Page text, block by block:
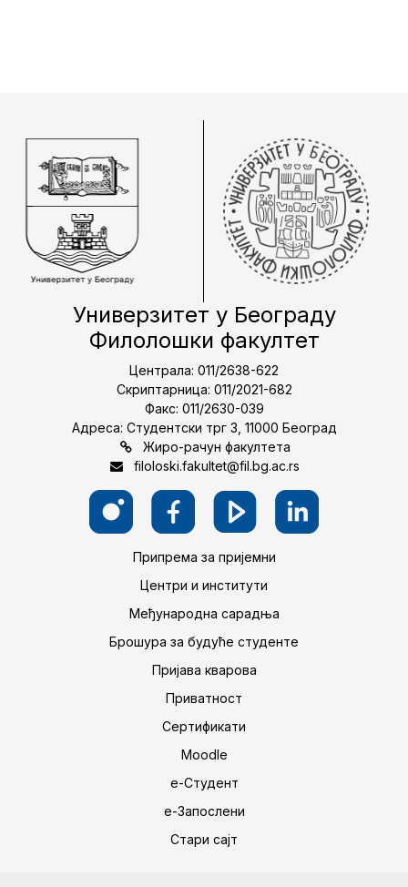
Универзитет у Београду
Филолошки факултет
Централа: 011/2638-622
Скриптарница: 011/2021-682
Факс: 011/2630-039
Адреса: Студентски трг 3, 11000 Београд
Жиро-рачун факултета
filoloski.fakultet@fil.bg.ac.rs
Припрема за пријемни
Центри и институти
Међународна сарадња
Брошура за будуће студенте
Пријава кварова
Приватност
Сертификати
Moodle
е-Студент
е-Запослени
Стари сајт